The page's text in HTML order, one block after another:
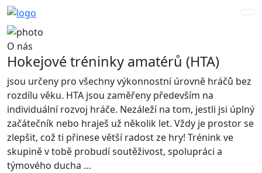
O nás
Hokejové tréninky amatérů (HTA)
jsou určeny pro všechny výkonnostní úrovně hráčů bez
rozdílu věku. HTA jsou zaměřeny především na
individuální rozvoj hráče. Nezáleží na tom, jestli jsi úplný
začátečník nebo hraješ už několik let. Vždy je prostor se
zlepšit, což ti přinese větší radost ze hry! Trénink ve
skupině v tobě probudí soutěživost, spolupráci a
týmového ducha …